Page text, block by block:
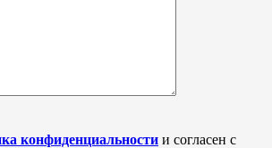
конфиденциальности и согласен с